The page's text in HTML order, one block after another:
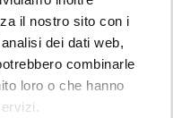
il nostro sito con i
dei dati web,
combinarle
loro o che hanno